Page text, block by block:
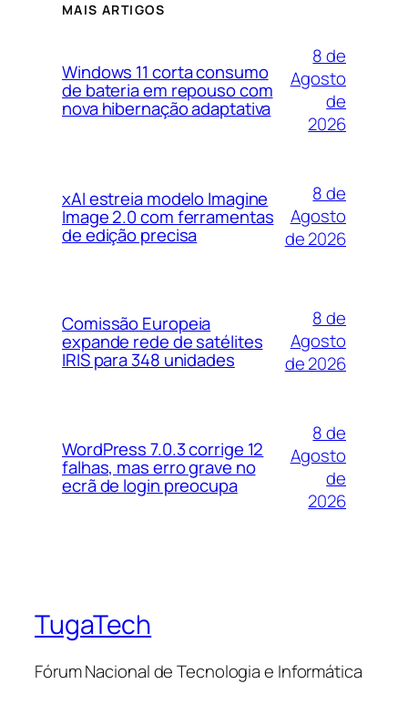
MAIS ARTIGOS
Windows 11 corta consumo
de bateria em repouso com
nova hibernação adaptativa
8 de
Agosto
de
2026
xAI estreia modelo Imagine
Image 2.0 com ferramentas
de edição precisa
8 de
Agosto
de 2026
Comissão Europeia
expande rede de satélites
IRIS para 348 unidades
8 de
Agosto
de 2026
WordPress 7.0.3 corrige 12
falhas, mas erro grave no
ecrã de login preocupa
8 de
Agosto
de
2026
TugaTech
Fórum Nacional de Tecnologia e Informática